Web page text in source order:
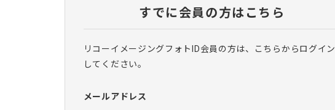
すでに会員の方はこちら
リコーイメージングフォトID会員の方は、こちらからログイン
してください。
メールアドレス